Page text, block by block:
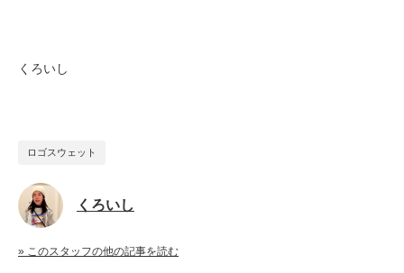
くろいし
ロゴスウェット
くろいし
» このスタッフの他の記事を読む